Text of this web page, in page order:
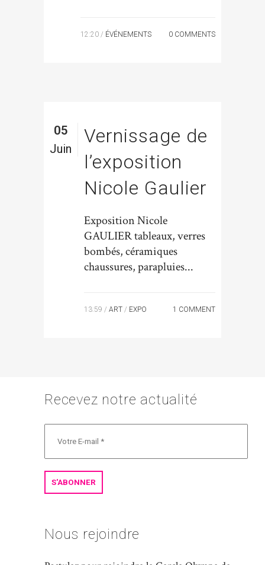
12:20 / ÉVÉNEMENTS 0 COMMENTS
05
Juin
Vernissage de
l’exposition
Nicole Gaulier
Exposition Nicole
GAULIER tableaux, verres
bombés, céramiques
chaussures, parapluies...
13:59 / ART / EXPO 1 COMMENT
Recevez notre actualité
Nous rejoindre